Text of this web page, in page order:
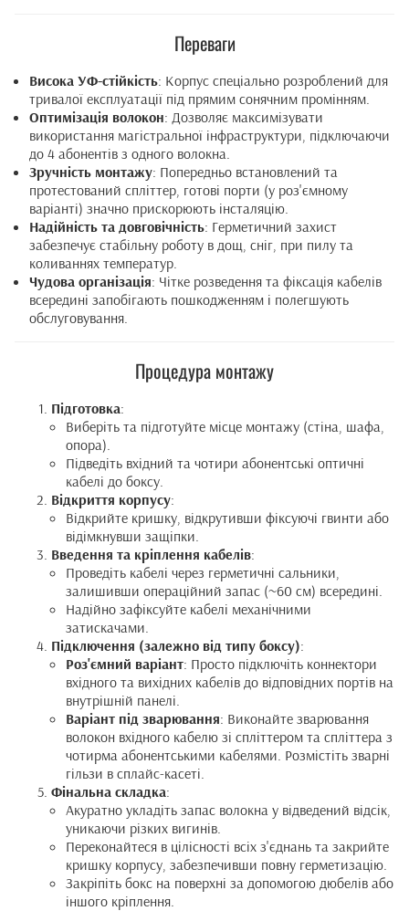
Переваги
Висока УФ-стійкість: Корпус спеціально розроблений для
тривалої експлуатації під прямим сонячним промінням.
Оптимізація волокон: Дозволяє максимізувати
використання магістральної інфраструктури, підключаючи
до 4 абонентів з одного волокна.
Зручність монтажу: Попередньо встановлений та
протестований спліттер, готові порти (у роз'ємному
варіанті) значно прискорюють інсталяцію.
Надійність та довговічність: Герметичний захист
забезпечує стабільну роботу в дощ, сніг, при пилу та
коливаннях температур.
Чудова організація: Чітке розведення та фіксація кабелів
всередині запобігають пошкодженням і полегшують
обслуговування.
Процедура монтажу
Підготовка:
Виберіть та підготуйте місце монтажу (стіна, шафа,
опора).
Підведіть вхідний та чотири абонентські оптичні
кабелі до боксу.
Відкриття корпусу:
Відкрийте кришку, відкрутивши фіксуючі гвинти або
відімкнувши защіпки.
Введення та кріплення кабелів:
Проведіть кабелі через герметичні сальники,
залишивши операційний запас (~60 см) всередині.
Надійно зафіксуйте кабелі механічними
затискачами.
Підключення (залежно від типу боксу):
Роз'ємний варіант: Просто підключіть коннектори
вхідного та вихідних кабелів до відповідних портів на
внутрішній панелі.
Варіант під зварювання: Виконайте зварювання
волокон вхідного кабелю зі спліттером та спліттера з
чотирма абонентськими кабелями. Розмістіть зварні
гільзи в сплайс-касеті.
Фінальна складка:
Акуратно укладіть запас волокна у відведений відсік,
уникаючи різких вигинів.
Переконайтеся в цілісності всіх з'єднань та закрийте
кришку корпусу, забезпечивши повну герметизацію.
Закріпіть бокс на поверхні за допомогою дюбелів або
іншого кріплення.